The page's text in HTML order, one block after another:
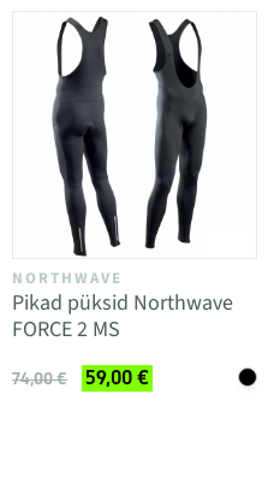
NORTHWAVE
Pikad püksid Northwave
FORCE 2 MS
74,00 € 59,00 €